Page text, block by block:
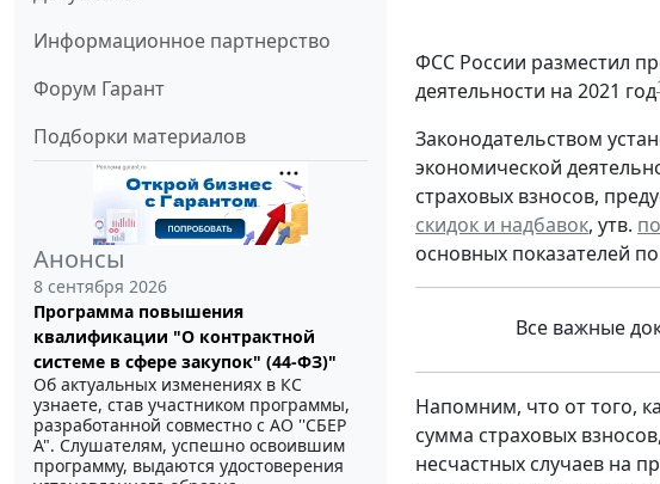
Информационное партнерство
Форум Гарант
Подборки материалов
Анонсы
8 сентября 2026
Программа повышения
квалификации "О контрактной
системе в сфере закупок" (44-ФЗ)"
Об актуальных изменениях в КС
узнаете, став участником программы,
разработанной совместно с АО ''СБЕР
А". Слушателям, успешно освоившим
программу, выдаются удостоверения
ФСС России разместил
деятельности на 2021 год
Законодательством
экономической
страховых взносов,
скидок и надбавок, утв.
основных показателей
Все важные
Напомним, что от того,
сумма страховых
несчастных случаев на